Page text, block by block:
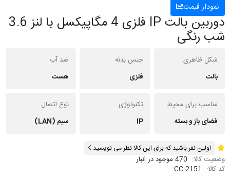
نمودار قیمت
دوربین بالت IP فلزی 4 مگاپیکسل با لنز 3.6
شب رنگی
شکل ظاهری
بالت
جنس بدنه
فلزی
ضد آب
هست
مناسب برای محیط
فضای باز و بسته
تکنولوژی
IP
نوع اتصال
سیم (LAN)
اولین نفر باشید که برای این کالا نظر می نویسید
وضعیت کالا: 470 موجود در انبار
کد کالا: CC-2151